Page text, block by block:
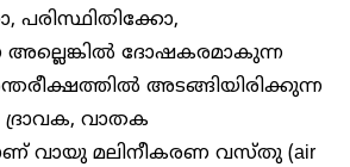
അല്ലെങ്കിൽ ദോഷകരമാകുന്ന
അടങ്ങിയിരിക്കുന്ന
വാതക
വായു മലിനീകരണ വസ്തു (air